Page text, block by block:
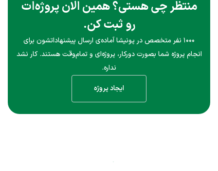
استفاده در پلتفرم‌های مختلف طراحی و تحویل شده‌اند
منتظر چی هستی؟ همین الان پروژه‌ات
رو ثبت کن.
۱۰۰۰ نفر متخصص در پونیشا آماده‌ی ارسال پیشنهاداتشون برای
انجام پروژه شما بصورت دورکار، پروژه‌ای و تمام‌وقت هستند. کار نشد
نداره.
ایجاد پروژه